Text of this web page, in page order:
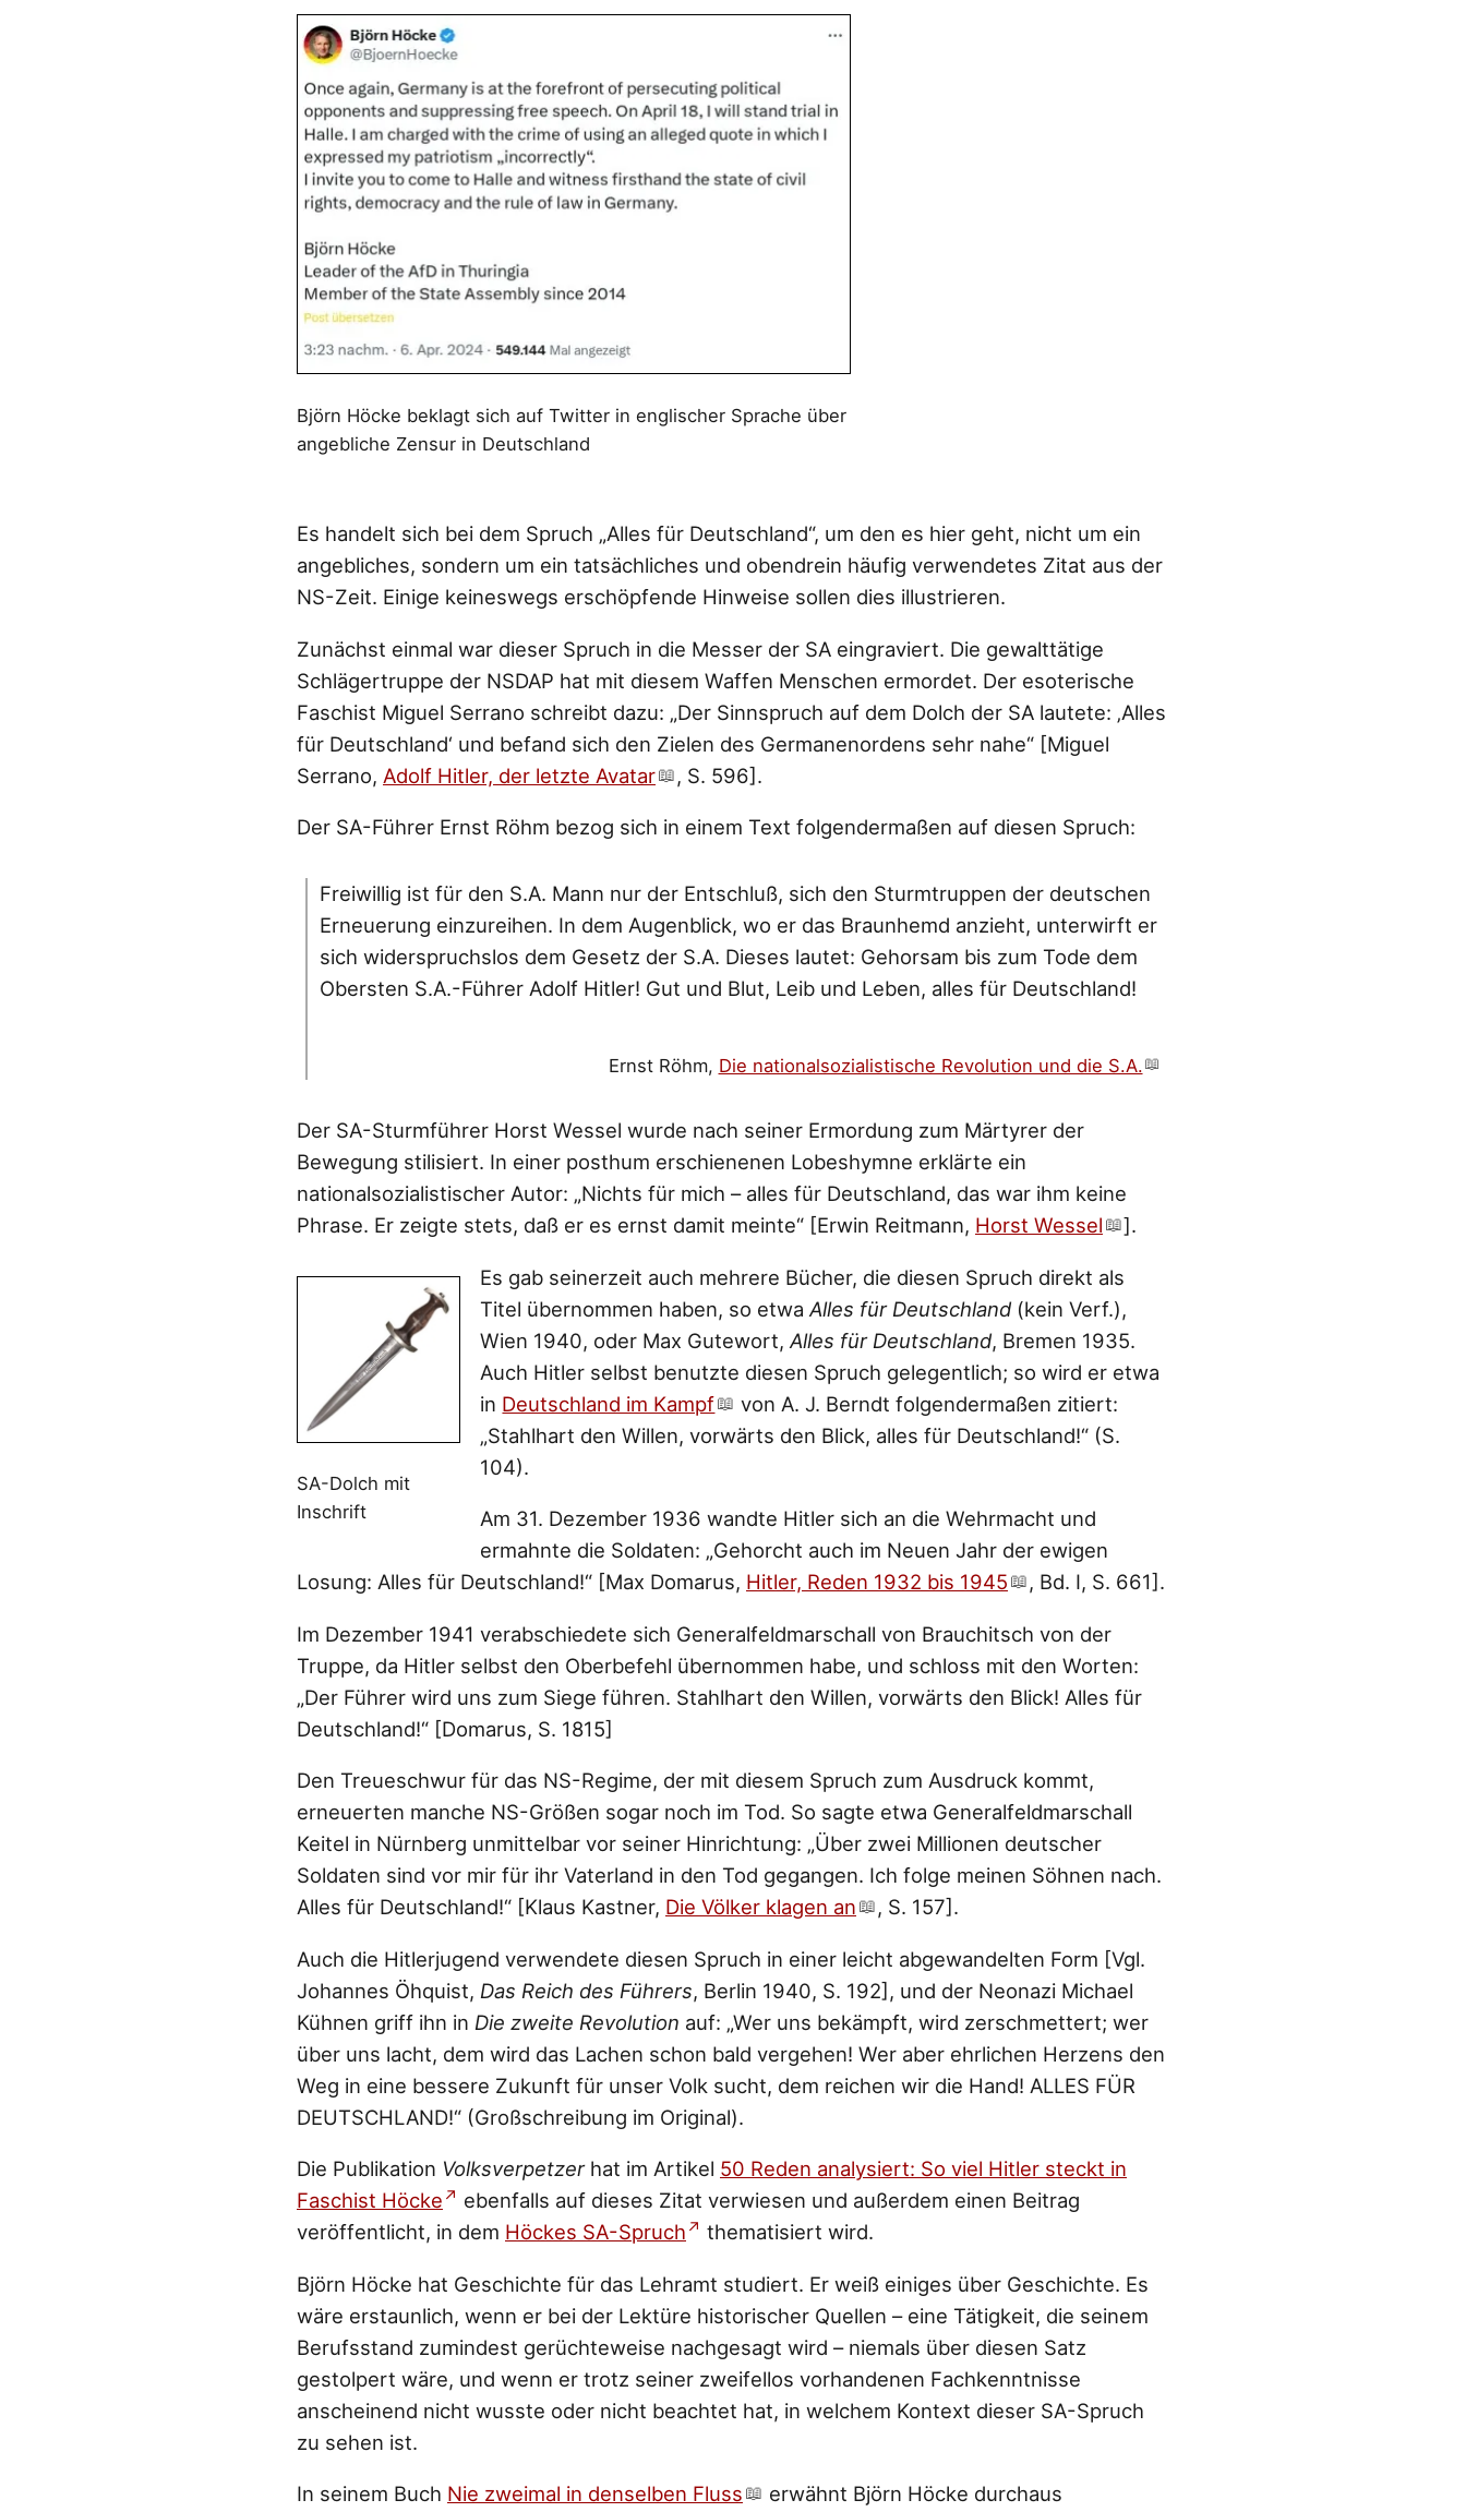
Björn Höcke beklagt sich auf Twitter in englischer Sprache über
angebliche Zensur in Deutschland
Es handelt sich bei dem Spruch „Alles für Deutschland“, um den es hier geht, nicht um ein
angebliches, sondern um ein tatsächliches und obendrein häufig verwendetes Zitat aus der
NS-Zeit. Einige keineswegs erschöpfende Hinweise sollen dies illustrieren.
Zunächst einmal war dieser Spruch in die Messer der SA eingraviert. Die gewalttätige
Schlägertruppe der NSDAP hat mit diesem Waffen Menschen ermordet. Der esoterische
Faschist Miguel Serrano schreibt dazu: „Der Sinnspruch auf dem Dolch der SA lautete: ‚Alles
für Deutschland‘ und befand sich den Zielen des Germanenordens sehr nahe“ [Miguel
Serrano, Adolf Hitler, der letzte Avatar , S. 596].
Der SA-Führer Ernst Röhm bezog sich in einem Text folgendermaßen auf diesen Spruch:
Freiwillig ist für den S.A. Mann nur der Entschluß, sich den Sturmtruppen der deutschen
Erneuerung einzureihen. In dem Augenblick, wo er das Braunhemd anzieht, unterwirft er
sich widerspruchslos dem Gesetz der S.A. Dieses lautet: Gehorsam bis zum Tode dem
Obersten S.A.-Führer Adolf Hitler! Gut und Blut, Leib und Leben, alles für Deutschland!
Ernst Röhm, Die nationalsozialistische Revolution und die S.A.
Der SA-Sturmführer Horst Wessel wurde nach seiner Ermordung zum Märtyrer der
Bewegung stilisiert. In einer posthum erschienenen Lobeshymne erklärte ein
nationalsozialistischer Autor: „Nichts für mich – alles für Deutschland, das war ihm keine
Phrase. Er zeigte stets, daß er es ernst damit meinte“ [Erwin Reitmann, Horst Wessel ].
SA-Dolch mit
Inschrift
Es gab seinerzeit auch mehrere Bücher, die diesen Spruch direkt als
Titel übernommen haben, so etwaAlles für Deutschland (kein Verf.),
Wien 1940, oder Max Gutewort,Alles für Deutschland, Bremen 1935.
Auch Hitler selbst benutzte diesen Spruch gelegentlich; so wird er etwa
in Deutschland im Kampf
von A. J. Berndt folgendermaßen zitiert:
„Stahlhart den Willen, vorwärts den Blick, alles für Deutschland!“ (S.
104).
Am 31. Dezember 1936 wandte Hitler sich an die Wehrmacht und
ermahnte die Soldaten: „Gehorcht auch im Neuen Jahr der ewigen
Losung: Alles für Deutschland!“ [Max Domarus, Hitler, Reden 1932 bis 1945 , Bd. I, S. 661].
Im Dezember 1941 verabschiedete sich Generalfeldmarschall von Brauchitsch von der
Truppe, da Hitler selbst den Oberbefehl übernommen habe, und schloss mit den Worten:
„Der Führer wird uns zum Siege führen. Stahlhart den Willen, vorwärts den Blick! Alles für
Deutschland!“ [Domarus, S. 1815]
Den Treueschwur für das NS-Regime, der mit diesem Spruch zum Ausdruck kommt,
erneuerten manche NS-Größen sogar noch im Tod. So sagte etwa Generalfeldmarschall
Keitel in Nürnberg unmittelbar vor seiner Hinrichtung: „Über zwei Millionen deutscher
Soldaten sind vor mir für ihr Vaterland in den Tod gegangen. Ich folge meinen Söhnen nach.
Alles für Deutschland!“ [Klaus Kastner, Die Völker klagen an , S. 157].
Auch die Hitlerjugend verwendete diesen Spruch in einer leicht abgewandelten Form [Vgl.
Johannes Öhquist, Das Reich des Führers, Berlin 1940, S. 192], und der Neonazi Michael
Kühnen griff ihn in Die zweite Revolution auf: „Wer uns bekämpft, wird zerschmettert; wer
über uns lacht, dem wird das Lachen schon bald vergehen! Wer aber ehrlichen Herzens den
Weg in eine bessere Zukunft für unser Volk sucht, dem reichen wir die Hand! ALLES FÜR
DEUTSCHLAND!“ (Großschreibung im Original).
Die Publikation Volksverpetzerhat im Artikel 50 Reden analysiert: So viel Hitler steckt in
Faschist Höcke
ebenfalls auf dieses Zitat verwiesen und außerdem einen Beitrag
veröffentlicht, in dem Höckes SA-Spruch thematisiert wird.
Björn Höcke hat Geschichte für das Lehramt studiert. Er weiß einiges über Geschichte. Es
wäre erstaunlich, wenn er bei der Lektüre historischer Quellen – eine Tätigkeit, die seinem
Berufsstand zumindest gerüchteweise nachgesagt wird – niemals über diesen Satz
gestolpert wäre, und wenn er trotz seiner zweifellos vorhandenen Fachkenntnisse
anscheinend nicht wusste oder nicht beachtet hat, in welchem Kontext dieser SA-Spruch
zu sehen ist.
In seinem Buch Nie zweimal in denselben Fluss erwähnt Björn Höcke durchaus